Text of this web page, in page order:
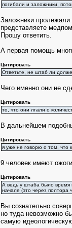
погибали и заложники,
Заложники
представляете
Прошу ответить.
А первая помощь
Цитировать
Ответьте, не штаб ли
Чего именно они не
Цитировать
то, что они лгали о
В дальнейшем
Цитировать
я уже не говорю о том, что
9 человек имеют
Цитировать
А ведь у штаба было время
начале (это через полтора
Вы сознательно
но туда невозможно
самую